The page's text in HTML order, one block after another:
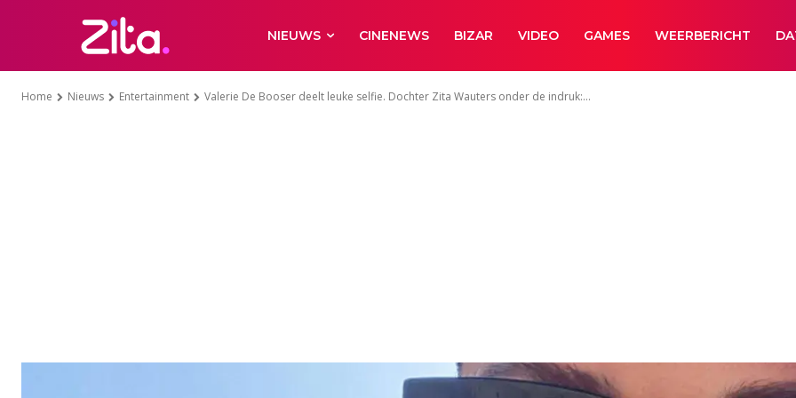
NIEUWS CINENEWS BIZAR VIDEO GAMES WEERBERICHT
Home Nieuws Entertainment Valerie De Booser deelt leuke selfie. Dochter Zita Wauters onder de indruk:...